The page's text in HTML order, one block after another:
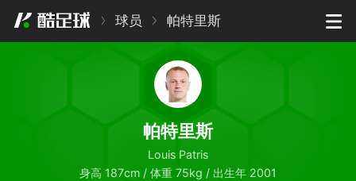
球员 帕特里斯
帕特里斯
Louis Patris
身高 187cm / 体重 75kg / 出生年 2001